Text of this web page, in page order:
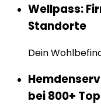
Wellpass:
Standorte
Dein
bei 800+